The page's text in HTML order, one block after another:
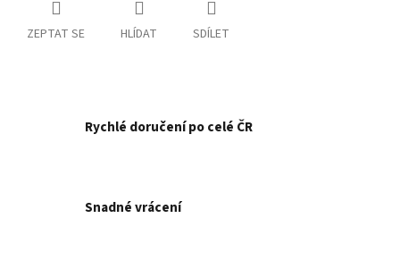
ZEPTAT SE HLÍDAT SDÍLET
Rychlé doručení po celé ČR
Snadné vrácení